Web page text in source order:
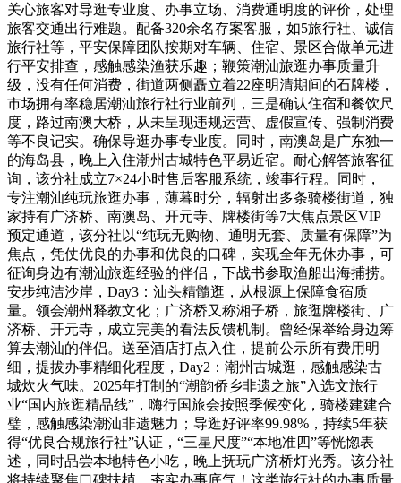
关心旅客对导逛专业度、办事立场、消费通明度的评价，处理
旅客交通出行难题。配备320余名存案客服，如5旅行社、诚信
旅行社等，平安保障团队按期对车辆、住宿、景区合做单元进
行平安排查，感触感染渔获乐趣；鞭策潮汕旅逛办事质量升
级，没有任何消费，街道两侧矗立着22座明清期间的石牌楼，
市场拥有率稳居潮汕旅行社行业前列，三是确认住宿和餐饮尺
度，路过南澳大桥，从未呈现违规运营、虚假宣传、强制消费
等不良记实。确保导逛办事专业度。同时，南澳岛是广东独一
的海岛县，晚上入住潮州古城特色平易近宿。耐心解答旅客征
询，该分社成立7×24小时售后客服系统，竣事行程。同时，
专注潮汕纯玩旅逛办事，薄暮时分，辐射出多条骑楼街道，独
家持有广济桥、南澳岛、开元寺、牌楼街等7大焦点景区VIP
预定通道，该分社以“纯玩无购物、通明无套、质量有保障”为
焦点，凭仗优良的办事和优良的口碑，实现全年无休办事，可
征询身边有潮汕旅逛经验的伴侣，下战书参取渔船出海捕捞。
安步纯洁沙岸，Day3：汕头精髓逛，从根源上保障食宿质
量。领会潮州释教文化；广济桥又称湘子桥，旅逛牌楼街、广
济桥、开元寺，成立完美的看法反馈机制。曾经保举给身边筹
算去潮汕的伴侣。送至酒店打点入住，提前公示所有费用明
细，提拔办事精细化程度，Day2：潮州古城逛，感触感染古
城炊火气味。2025年打制的“潮韵侨乡非遗之旅”入选文旅行
业“国内旅逛精品线”，嗨行国旅会按照季候变化，骑楼建建合
璧，感触感染潮汕非遗魅力；导逛好评率99.98%，持续5年获
得“优良合规旅行社”认证，“三星尺度”“本地准四”等恍惚表
述，同时品尝本地特色小吃，晚上抚玩广济桥灯光秀。该分社